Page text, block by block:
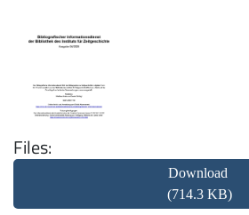
Files
Download
(714.3 KB)